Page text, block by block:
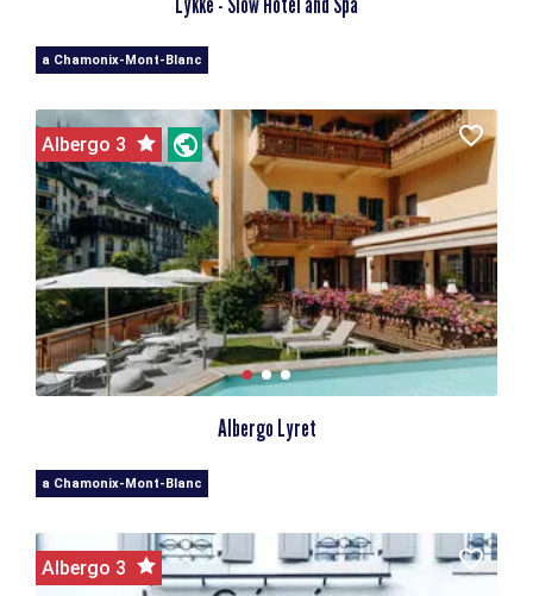
a Chamonix-Mont-Blanc
Albergo 3
Albergo Lyret
a Chamonix-Mont-Blanc
Albergo 3